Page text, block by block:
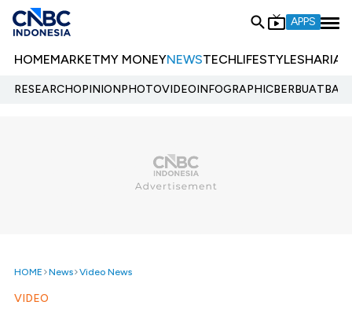
APPS
HOMEMARKETMY MONEYNEWSTECHLIFESTYLESHARIA
RESEARCHOPINIONPHOTOVIDEOINFOGRAPHIC
HOME News Video News
VIDEO